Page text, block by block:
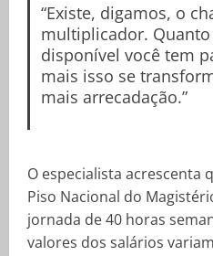
“Existe, digamos, o
multiplicador.
disponível você tem
mais isso se
mais arrecadação.”
O especialista acrescenta
Piso Nacional do
jornada de 40 horas
valores dos salários